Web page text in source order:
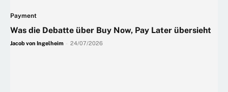
Payment
Was die Debatte über Buy Now, Pay Later übersieht
Jacob von Ingelheim 24/07/2026